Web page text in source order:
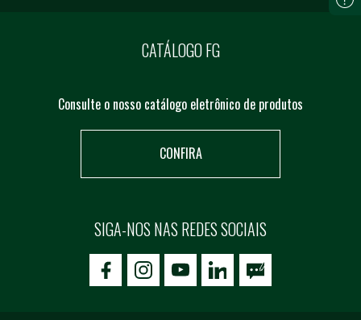
CATÁLOGO FG
Consulte o nosso catálogo eletrônico de produtos
CONFIRA
SIGA-NOS NAS REDES SOCIAIS
icon-facebookicon-social02icon-social03